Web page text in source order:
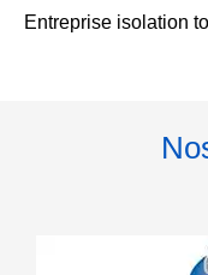
Entreprise isolation